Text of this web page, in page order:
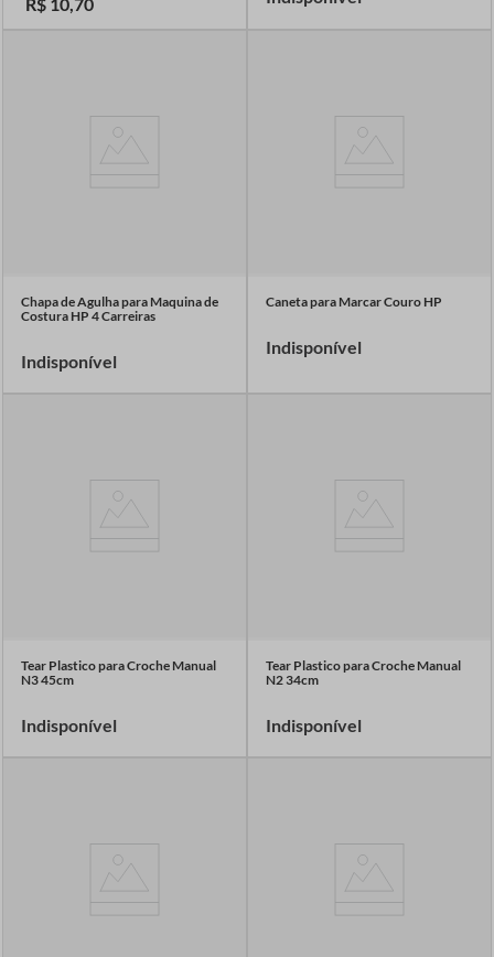
Chapa de Agulha para Maquina de
Costura HP 4 Carreiras
Indisponível
Caneta para Marcar Couro HP
Indisponível
Tear Plastico para Croche Manual
N3 45cm
Indisponível
Tear Plastico para Croche Manual
N2 34cm
Indisponível